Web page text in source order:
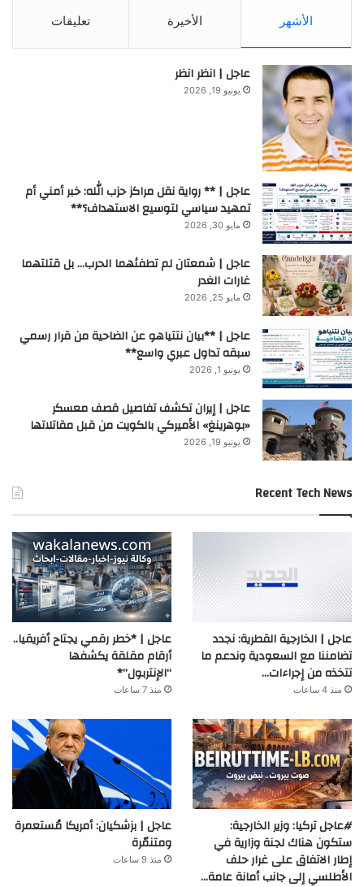
الأشهر الأخيرة تعليقات
عاجل | انظر انظر
يونيو 19, 2026
عاجل | ** رواية نقل مراكز حزب الله: خبر أمني أم
تمهيد سياسي لتوسيع الاستهداف؟**
مايو 30, 2026
عاجل | شمعتان لم تطفئهما الحرب… بل قتلتهما
غارات الغدر
مايو 25, 2026
عاجل | **بيان نتتياهو عن الضاحية من قرار رسمي
سبقه تداول عبري واسع**
يونيو 1, 2026
عاجل | إيران تكشف تفاصيل قصف معسكر
«بوهرينغ» الأميركي بالكويت من قبل مقاتلاتها
يونيو 19, 2026
Recent Tech News
عاجل | الخارجية القطرية: نجدد
تضامننا مع السعودية وندعم ما
تتخذه من إجراءات…
منذ 4 ساعات
عاجل | *خطر رقمي يجتاح أفريقيا..
أرقام مقلقة يكشفها
“الإنتربول”*
منذ 7 ساعات
#عاجل تركيا: وزير الخارجية:
ستكون هناك لجنة وزارية في
إطار الاتفاق على غرار حلف
الأطلسي إلى جانب أمانة عامة…
عاجل | بزشكيان: أمريكا مُستعمرة
ومتنمّرة
منذ 9 ساعات